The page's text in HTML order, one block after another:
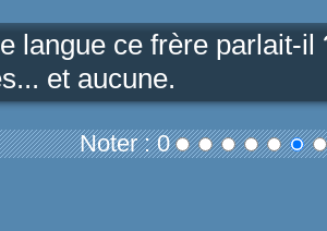
langue ce frère parlait-il
et aucune.
Noter : 0